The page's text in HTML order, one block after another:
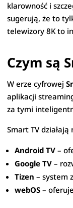
klarowność i
sugerują, że to
telewizory 8K to
Czym są
W erze cyfrowej
aplikacji
za tymi
Smart TV
Android TV –
Google TV –
Tizen – system
webOS –